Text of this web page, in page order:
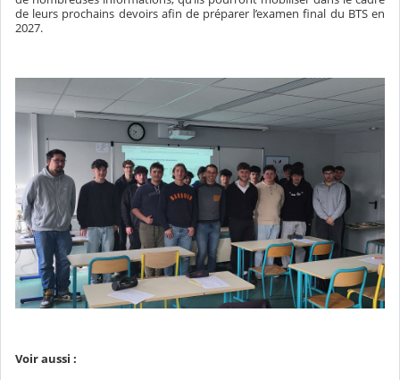
de leurs prochains devoirs afin de préparer l’examen final du BTS en
2027.
Voir aussi :